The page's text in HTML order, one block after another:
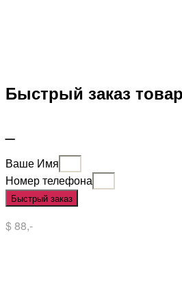
Быстрый заказ
Ваше Имя
Номер телефона
Быстрый заказ
$ 88,-